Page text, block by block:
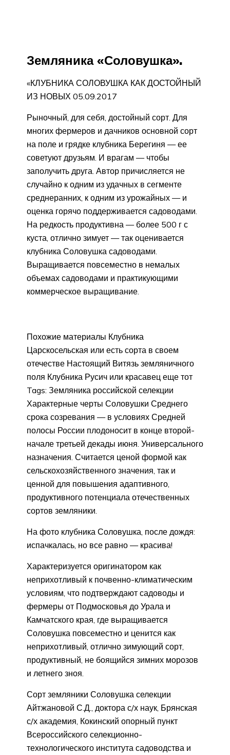
Земляника «Соловушка».
«КЛУБНИКА СОЛОВУШКА КАК ДОСТОЙНЫЙ
ИЗ НОВЫХ 05.09.2017
Рыночный, для себя, достойный сорт. Для
многих фермеров и дачников основной сорт
на поле и грядке клубника Берегиня — ее
советуют друзьям. И врагам — чтобы
заполучить друга. Автор причисляется не
случайно к одним из удачных в сегменте
среднеранних, к одним из урожайных — и
оценка горячо поддерживается садоводами.
На редкость продуктивна — более 500 г с
куста, отлично зимует — так оценивается
клубника Соловушка садоводами.
Выращивается повсеместно в немалых
объемах садоводами и практикующими
коммерческое выращивание.
Похожие материалы Клубника
Царскосельская или есть сорта в своем
отечестве Настоящий Витязь земляничного
поля Клубника Русич или красавец еще тот
Tags: Земляника российской селекции
Характерные черты Соловушки Среднего
срока созревания — в условиях Средней
полосы России плодоносит в конце второй-
начале третьей декады июня. Универсального
назначения. Считается ценой формой как
сельскохозяйственного значения, так и
ценной для повышения адаптивного,
продуктивного потенциала отечественных
сортов земляники.
На фото клубника Соловушка, после дождя:
испачкалась, но все равно — красива!
Характеризуется оригинатором как
неприхотливый к почвенно-климатическим
условиям, что подтверждают садоводы и
фермеры от Подмосковья до Урала и
Камчатского края, где выращивается
Соловушка повсеместно и ценится как
неприхотливый, отлично зимующий сорт,
продуктивный, не боящийся зимних морозов
и летнего зноя.
Сорт земляники Соловушка селекции
Айтжановой С.Д., доктора с/х наук, Брянская
с/х академия, Кокинский опорный пункт
Всероссийского селекционно-
технологического института садоводства и